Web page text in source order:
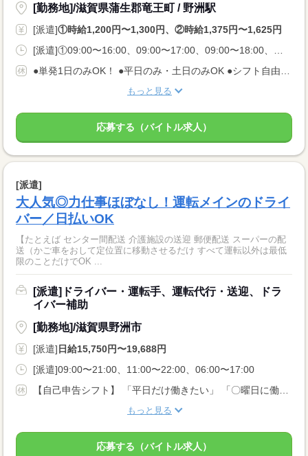
[勤務地]/滋賀県蒲生郡竜王町 / 野洲駅
[派遣]①時給1,200円〜1,300円、②時給1,375円〜1,625円
もっと見る
応募する（バイトル求人）
[派遣]
大人気◎力仕事ほぼなし！運転メインのドライ
バー／日払いOK
【たとえば センター間配送 介護施設の送迎 郵便配送 スーパーの配
送（かご車をおして定位置に移動させるだけ すべて運転以外は最低
限のことだけでOK ...
[派遣]ドライバー・運転手、運転代行・送迎、ドラ
イバー補助
[勤務地]/滋賀県野洲市
[派遣] 日給15,750円〜19,688円
[派遣]09:00〜21:00、11:00〜22:00、06:00〜17:00
もっと見る
応募する（バイトル求人）